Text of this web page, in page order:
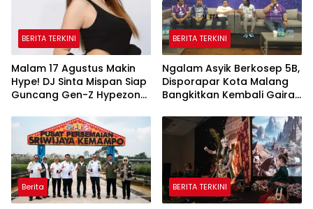
BERITA TERKINI
Malam 17 Agustus Makin
Hype! DJ Sinta Mispan Siap
Guncang Gen-Z Hypezone
BERITA TERKINI
Ngalam Asyik Berkosep 5B,
Disporapar Kota Malang
Bangkitkan Kembali Gairah
Berita BERITA TERKINI